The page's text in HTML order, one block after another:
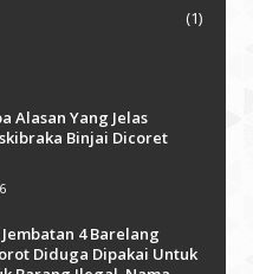
(1)
Alasan Yang Jelas
Binjai Dicoret
4 Barelang
Diduga Dipakai Untuk